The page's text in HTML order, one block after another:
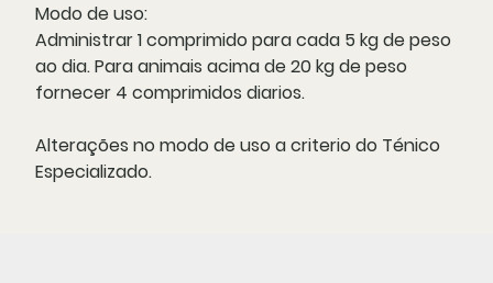
Modo de uso:
Administrar 1 comprimido para cada 5 kg de peso
ao dia. Para animais acima de 20 kg de peso
fornecer 4 comprimidos diarios.
Alterações no modo de uso a criterio do Ténico
Especializado.